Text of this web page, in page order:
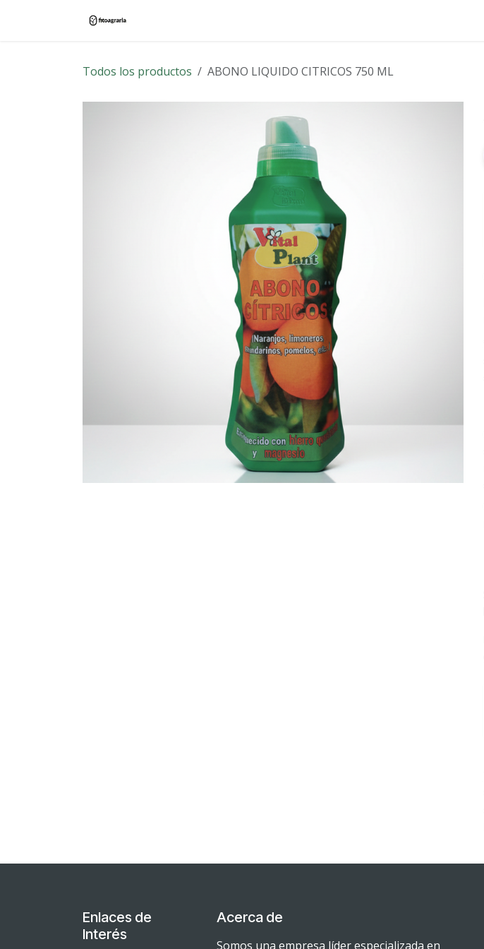
Todos los productos ABONO LIQUIDO CITRICOS 750 ML
Enlaces de
Interés
Acerca de
Somos una empresa líder especializada en